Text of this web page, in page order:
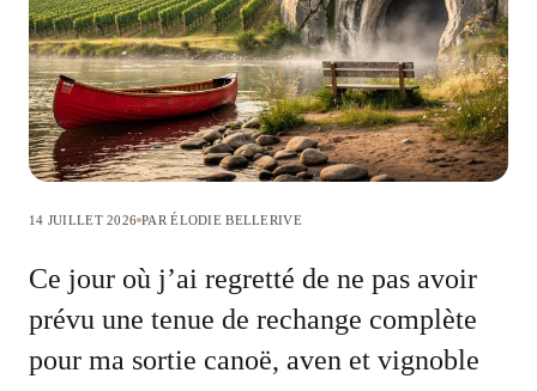
14 JUILLET 2026 PAR ÉLODIE BELLERIVE
Ce jour où j’ai regretté de ne pas avoir
prévu une tenue de rechange complète
pour ma sortie canoë, aven et vignoble